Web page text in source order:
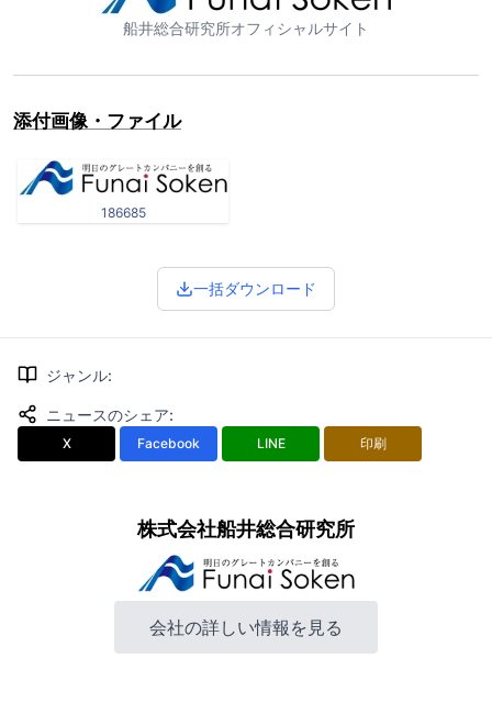
船井総合研究所オフィシャルサイト
添付画像・ファイル
186685
一括ダウンロード
ジャンル:
ニュースのシェア:
X Facebook LINE 印刷
株式会社船井総合研究所
会社の詳しい情報を見る